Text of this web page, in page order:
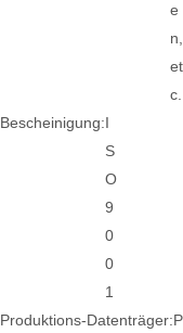
e
n,
et
c.
Bescheinigung:I
S
O
9
0
0
1
Produktions-Datenträger:P